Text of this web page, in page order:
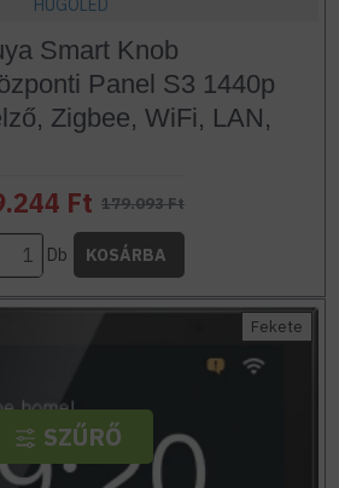
HUGOLED
Smart Knob
Panel S3 1440p
Zigbee, WiFi, LAN,
Ft 179.093 Ft
Db KOSÁRBA
Fekete
SZŰRŐ